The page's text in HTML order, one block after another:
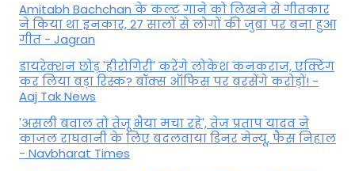
Amitabh Bachchan के कल्ट गाने को लिखने से गीतकार
ने किया था इनकार, 27 सालों से लोगों की जुबां पर बना हुआ
गीत - Jagran
डायरेक्शन छोड़ 'हीरोगिरी' करेंगे लोकेश कनकराज, एक्टिंग
कर लिया बड़ा रिस्क? बॉक्स ऑफिस पर बरसेंगे करोड़ों! -
Aaj Tak News
'असली बवाल तो तेजू भैया मचा रहे', तेज प्रताप यादव ने
काजल राघवानी के लिए बदलवाया डिनर मेन्यू, फैंस न‍िहाल
- Navbharat Times